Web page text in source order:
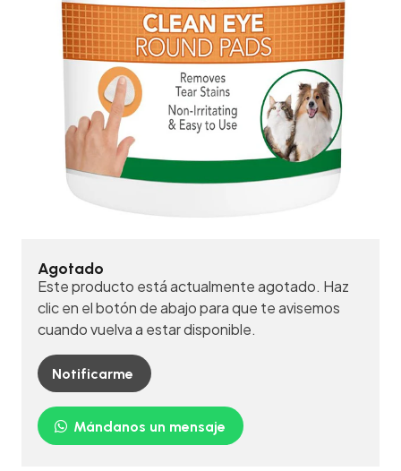
Agotado
Este producto está actualmente agotado. Haz
clic en el botón de abajo para que te avisemos
cuando vuelva a estar disponible.
Notificarme
Mándanos un mensaje